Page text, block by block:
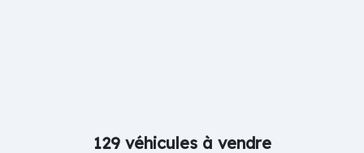
129 véhicules à vendre